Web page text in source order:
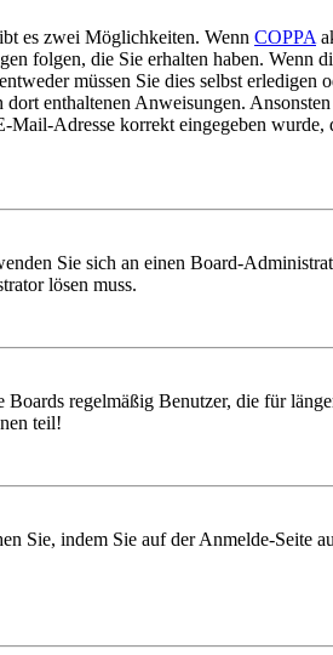
es zwei Möglichkeiten. Wenn COPPA
folgen, die Sie erhalten haben. Wenn
müssen Sie dies selbst erledigen
enthaltenen Anweisungen.
Adresse korrekt eingegeben wurde,
Sie sich an einen Board-
lösen muss.
regelmäßig Benutzer, die für
teil!
Sie, indem Sie auf der Anmelde-Seite